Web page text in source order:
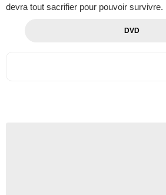
devra tout sacrifier pour pouvoir survivre.
DVD